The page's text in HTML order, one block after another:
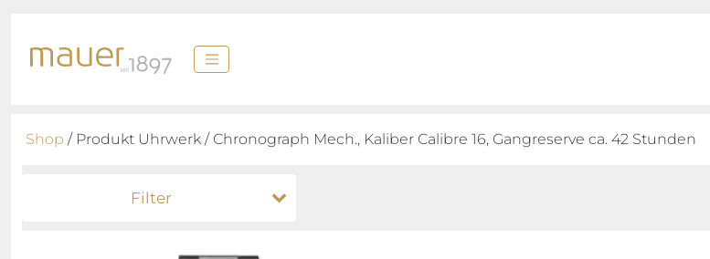
Shop / Produkt Uhrwerk / Chronograph Mech., Kaliber Calibre 16, Gangreserve ca. 42 Stunden
Filter